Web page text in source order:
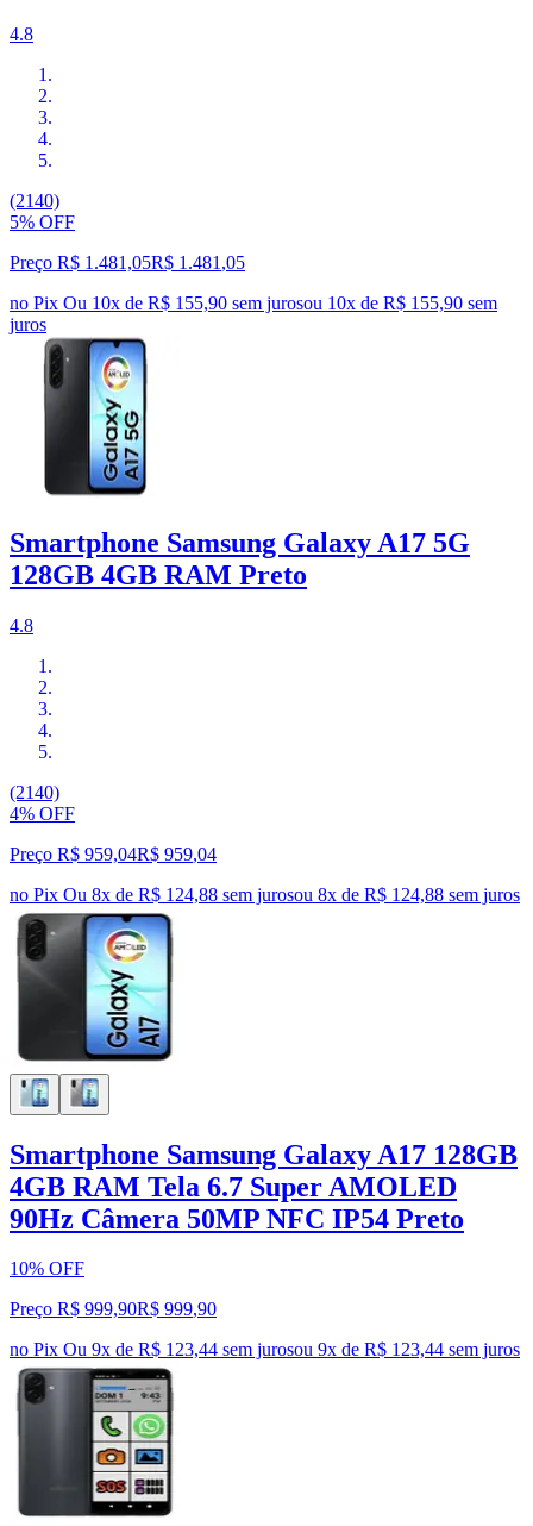
4.8
(2140)
5% OFF
Preço R$ 1.481,05R$ 1.481 ,05
no Pix Ou 10x de R$ 155,90 sem jurosou 10x de R$ 155,90 sem
juros
Smartphone Samsung Galaxy A17 5G
128GB 4GB RAM Preto
4.8
(2140)
4% OFF
Preço R$ 959,04R$ 959,04
no Pix Ou 8x de R$ 124,88 sem jurosou 8x de R$ 124,88 sem juros
Smartphone Samsung Galaxy A17 128GB
4GB RAM Tela 6.7 Super AMOLED
90Hz Câmera 50MP NFC IP54 Preto
10% OFF
Preço R$ 999,90R$ 999,90
no Pix Ou 9x de R$ 123,44 sem jurosou 9x de R$ 123,44 sem juros